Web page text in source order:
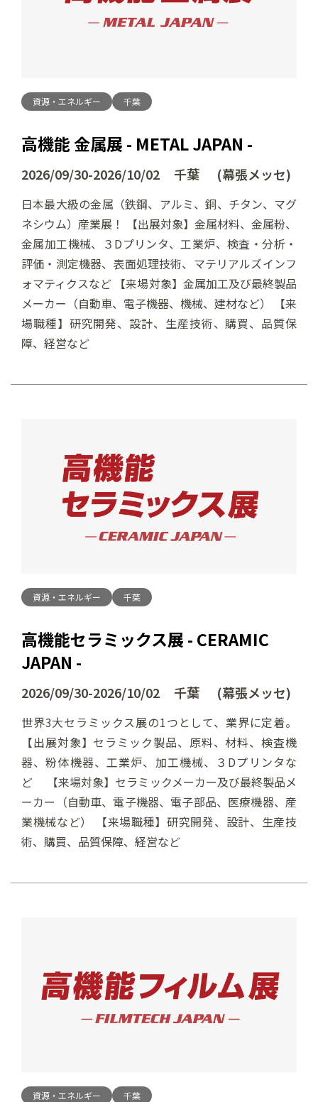
資源・エネルギー 千葉
高機能 金属展 - METAL JAPAN -
2026/09/30-2026/10/02 千葉 (幕張メッセ)
日本最大級の金属（鉄鋼、アルミ、銅、チタン、マグ
ネシウム）産業展！ 【出展対象】金属材料、金属粉、
金属加工機械、３Dプリンタ、工業炉、検査・分析・
評価・測定機器、表面処理技術、マテリアルズインフ
ォマティクスなど 【来場対象】金属加工及び最終製品
メーカー（自動車、電子機器、機械、建材など） 【来
場職種】研究開発、設計、生産技術、購買、品質保
障、経営など
資源・エネルギー 千葉
高機能セラミックス展 - CERAMIC
JAPAN -
2026/09/30-2026/10/02 千葉 (幕張メッセ)
世界3大セラミックス展の1つとして、業界に定着。
【出展対象】セラミック製品、原料、材料、検査機
器、粉体機器、工業炉、加工機械、３Dプリンタな
ど 【来場対象】セラミックメーカー及び最終製品メ
ーカー（自動車、電子機器、電子部品、医療機器、産
業機械など） 【来場職種】研究開発、設計、生産技
術、購買、品質保障、経営など
資源・エネルギー 千葉